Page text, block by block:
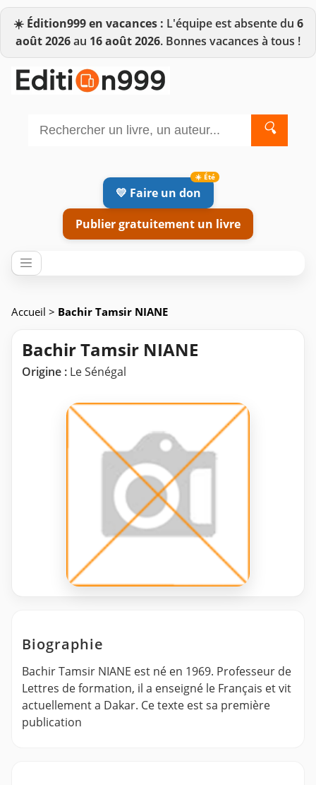
☀️ Édition999 en vacances : L'équipe est absente du 6
août 2026au 16 août 2026. Bonnes vacances à tous !
🔍
💛 Faire un don
Publier gratuitement un livre
Accueil > Bachir Tamsir NIANE
Bachir Tamsir NIANE
Origine : Le Sénégal
Biographie
Bachir Tamsir NIANE est né en 1969. Professeur de
Lettres de formation, il a enseigné le Français et vit
actuellement a Dakar. Ce texte est sa première
publication